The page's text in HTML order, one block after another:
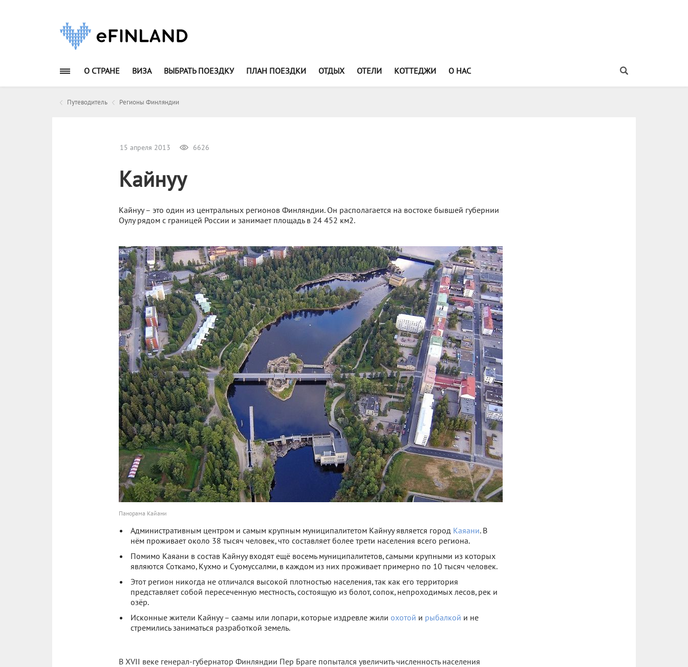
О СТРАНЕ ВИЗА ВЫБРАТЬ ПОЕЗДКУ ПЛАН ПОЕЗДКИ ОТДЫХ ОТЕЛИ КОТТЕДЖИ О НАС
Путеводитель Регионы Финляндии
15 апреля 2013 6626
Кайнуу
Кайнуу – это один из центральных регионов Финляндии. Он располагается на востоке бывшей губернии
Оулу рядом с границей России и занимает площадь в 24 452 км2.
Панорама Кайани
Административным центром и самым крупным муниципалитетом Кайнуу является город Каяани. В
нём проживает около 38 тысяч человек, что составляет более трети населения всего региона.
Помимо Каяани в состав Кайнуу входят ещё восемь муниципалитетов, самыми крупными из которых
являются Соткамо, Кухмо и Суомуссалми, в каждом из них проживает примерно по 10 тысяч человек.
Этот регион никогда не отличался высокой плотностью населения, так как его территория
представляет собой пересеченную местность, состоящую из болот, сопок, непроходимых лесов, рек и
озёр.
Исконные жители Кайнуу – саамы или лопари, которые издревле жили охотой и рыбалкой и не
стремились заниматься разработкой земель.
В XVII веке генерал-губернатор Финляндии Пер Браге попытался увеличить численность населения